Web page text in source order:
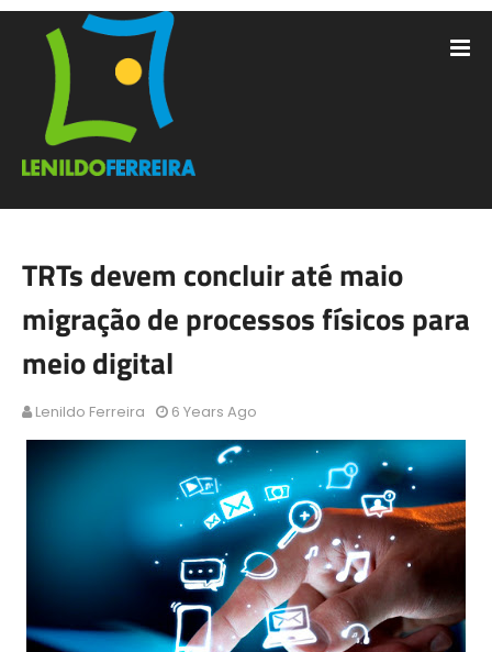
TRTs devem concluir até maio
migração de processos físicos para
meio digital
Lenildo Ferreira 6 Years Ago